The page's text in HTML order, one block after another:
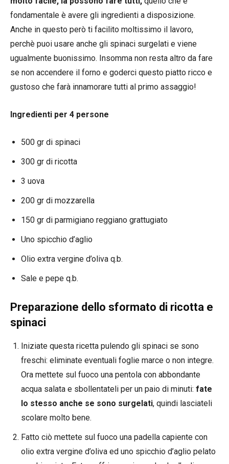
fondamentale è avere gli ingredienti a disposizione.
Anche in questo però ti facilito moltissimo il lavoro,
perchè puoi usare anche gli spinaci surgelati e viene
ugualmente buonissimo. Insomma non resta altro da fare
se non accendere il forno e goderci questo piatto ricco e
gustoso che farà innamorare tutti al primo assaggio!
Ingredienti per 4 persone
500 gr di spinaci
300 gr di ricotta
3 uova
200 gr di mozzarella
150 gr di parmigiano reggiano grattugiato
Uno spicchio d’aglio
Olio extra vergine d’oliva q.b.
Sale e pepe q.b.
Preparazione dello sformato di ricotta e
spinaci
Iniziate questa ricetta pulendo gli spinaci se sono
freschi: eliminate eventuali foglie marce o non integre.
Ora mettete sul fuoco una pentola con abbondante
acqua salata e sbollentateli per un paio di minuti: fate
lo stesso anche se sono surgelati, quindi lasciateli
scolare molto bene.
Fatto ciò mettete sul fuoco una padella capiente con
olio extra vergine d’oliva ed uno spicchio d’aglio pelato